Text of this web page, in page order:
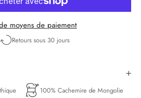
moyens de paiement
Retours sous 30 jours
100% Cachemire de Mongolie